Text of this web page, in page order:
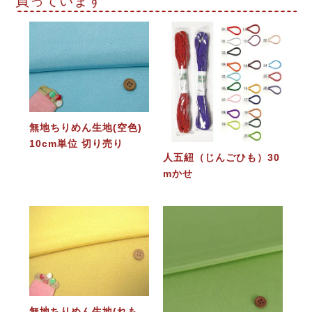
無地ちりめん生地(空色)
10cm単位 切り売り
人五紐（じんごひも）30
mかせ